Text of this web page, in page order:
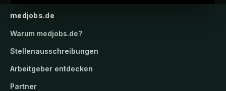
medjobs.de
Warum medjobs.de?
Stellenausschreibungen
Arbeitgeber entdecken
Partner